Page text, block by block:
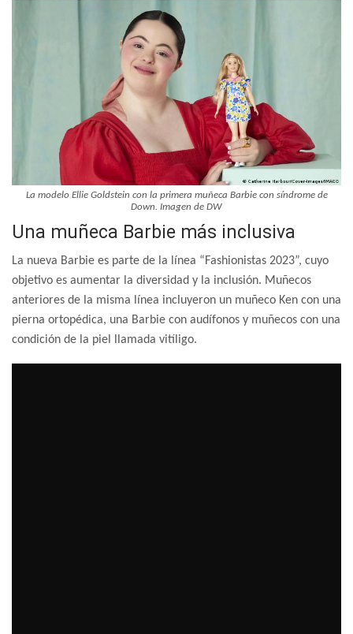
La modelo Ellie Goldstein con la primera muñeca Barbie con síndrome de
Down. Imagen de DW
Una muñeca Barbie más inclusiva
La nueva Barbie es parte de la línea “Fashionistas 2023”, cuyo
objetivo es aumentar la diversidad y la inclusión. Muñecos
anteriores de la misma línea incluyeron un muñeco Ken con una
pierna ortopédica, una Barbie con audífonos y muñecos con una
condición de la piel llamada vitíligo.